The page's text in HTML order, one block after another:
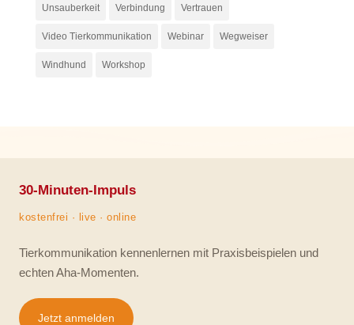
Unsauberkeit Verbindung Vertrauen
Video Tierkommunikation Webinar Wegweiser
Windhund Workshop
30-Minuten-Impuls
kostenfrei · live · online
Tierkommunikation kennenlernen mit Praxisbeispielen und
echten Aha-Momenten.
Jetzt anmelden